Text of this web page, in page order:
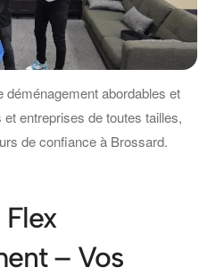
abordables et
entreprises de toutes tailles,
de confiance à Brossard.
– Vos